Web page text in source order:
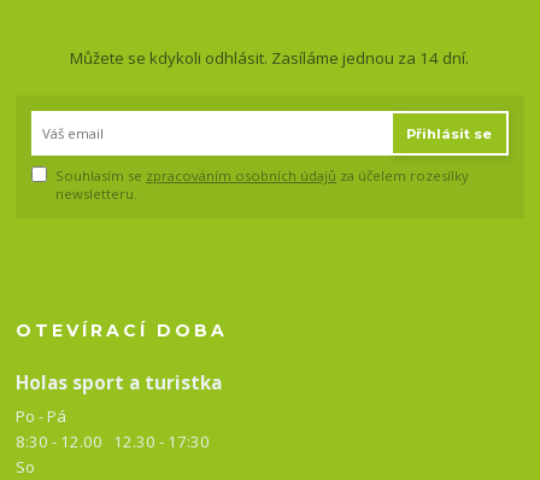
Můžete se kdykoli odhlásit. Zasíláme jednou za 14 dní.
Přihlásit se
Souhlasím se zpracováním osobních údajů za účelem rozesílky
newsletteru.
OTEVÍRACÍ DOBA
Holas sport a turistka
Po - Pá
8:30 - 12.00 12.30 - 17:30
So